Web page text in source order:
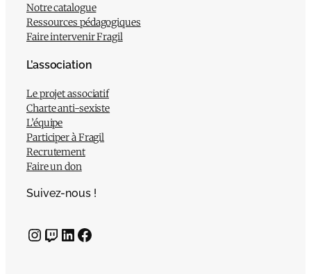
Notre catalogue
Ressources pédagogiques
Faire intervenir Fragil
L’association
Le projet associatif
Charte anti-sexiste
L’équipe
Participer à Fragil
Recrutement
Faire un don
Suivez-nous !
InstagramTwitch LinkedIn Facebook